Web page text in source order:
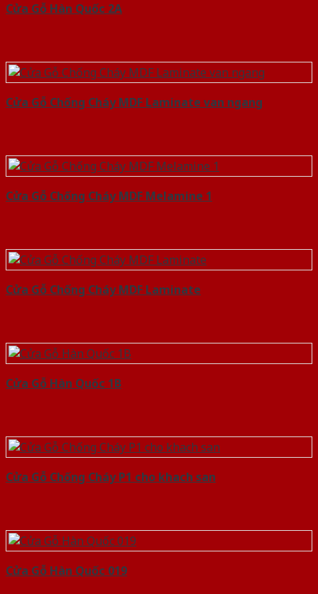
Cửa Gỗ Hàn Quốc 2A
Cửa Gỗ Chống Cháy MDF Laminate van ngang
Cửa Gỗ Chống Cháy MDF Melamine 1
Cửa Gỗ Chống Cháy MDF Laminate
Cửa Gỗ Hàn Quốc 1B
Cửa Gỗ Chống Cháy P1 cho khach san
Cửa Gỗ Hàn Quốc 019